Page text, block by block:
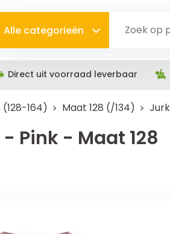
Alle categorieën
Direct uit voorraad leverbaar
(128-164) Maat 128 (/134)
Pink - Maat 128